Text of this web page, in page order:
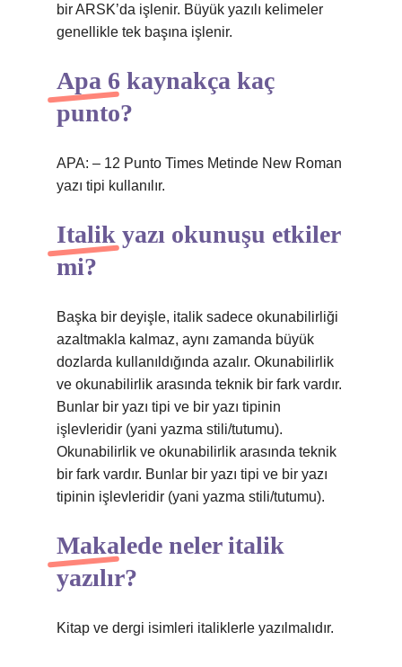
bir ARSK’da işlenir. Büyük yazılı kelimeler
genellikle tek başına işlenir.
Apa 6 kaynakça kaç
punto?
APA: – 12 Punto Times Metinde New Roman
yazı tipi kullanılır.
Italik yazı okunuşu etkiler
mi?
Başka bir deyişle, italik sadece okunabilirliği
azaltmakla kalmaz, aynı zamanda büyük
dozlarda kullanıldığında azalır. Okunabilirlik
ve okunabilirlik arasında teknik bir fark vardır.
Bunlar bir yazı tipi ve bir yazı tipinin
işlevleridir (yani yazma stili/tutumu).
Okunabilirlik ve okunabilirlik arasında teknik
bir fark vardır. Bunlar bir yazı tipi ve bir yazı
tipinin işlevleridir (yani yazma stili/tutumu).
Makalede neler italik
yazılır?
Kitap ve dergi isimleri italiklerle yazılmalıdır.